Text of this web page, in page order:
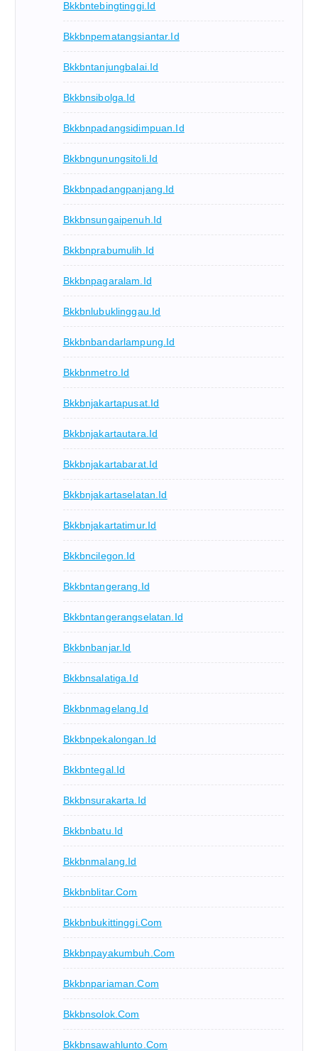
Bkkbntebingtinggi.id
Bkkbnpematangsiantar.id
Bkkbntanjungbalai.id
Bkkbnsibolga.id
Bkkbnpadangsidimpuan.id
Bkkbngunungsitoli.id
Bkkbnpadangpanjang.id
Bkkbnsungaipenuh.id
Bkkbnprabumulih.id
Bkkbnpagaralam.id
Bkkbnlubuklinggau.id
Bkkbnbandarlampung.id
Bkkbnmetro.id
Bkkbnjakartapusat.id
Bkkbnjakartautara.id
Bkkbnjakartabarat.id
Bkkbnjakartaselatan.id
Bkkbnjakartatimur.id
Bkkbncilegon.id
Bkkbntangerang.id
Bkkbntangerangselatan.id
Bkkbnbanjar.id
Bkkbnsalatiga.id
Bkkbnmagelang.id
Bkkbnpekalongan.id
Bkkbntegal.id
Bkkbnsurakarta.id
Bkkbnbatu.id
Bkkbnmalang.id
Bkkbnblitar.com
Bkkbnbukittinggi.com
Bkkbnpayakumbuh.com
Bkkbnpariaman.com
Bkkbnsolok.com
Bkkbnsawahlunto.com